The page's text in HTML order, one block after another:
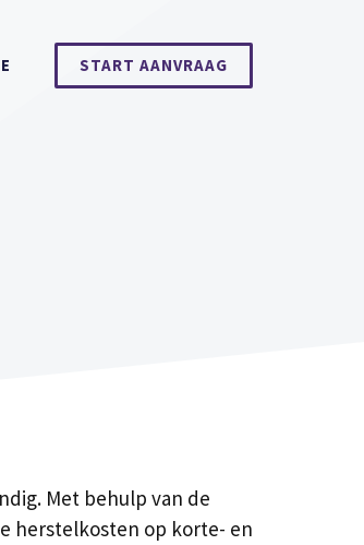
START AANVRAAG
Met behulp van de
herstelkosten op korte- en